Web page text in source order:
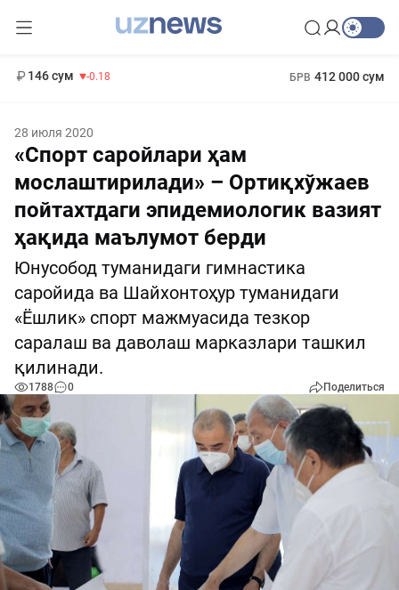
146 сум -0.18 БРВ 412 000 сум
28 июля 2020
«Спорт саройлари ҳам
мослаштирилади» – Ортиқхўжаев
пойтахтдаги эпидемиологик вазият
ҳақида маълумот берди
Юнусобод туманидаги гимнастика
саройида ва Шайхонтоҳур туманидаги
«Ёшлик» спорт мажмуасида тезкор
саралаш ва даволаш марказлари ташкил
қилинади.
1788 0 Поделиться